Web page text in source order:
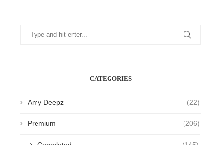
CATEGORIES
Amy Deepz (22)
Premium (206)